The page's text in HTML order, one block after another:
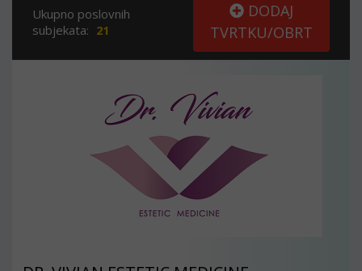
Ukupno poslovnih
subjekata: 21
DODAJ
TVRTKU/OBRT